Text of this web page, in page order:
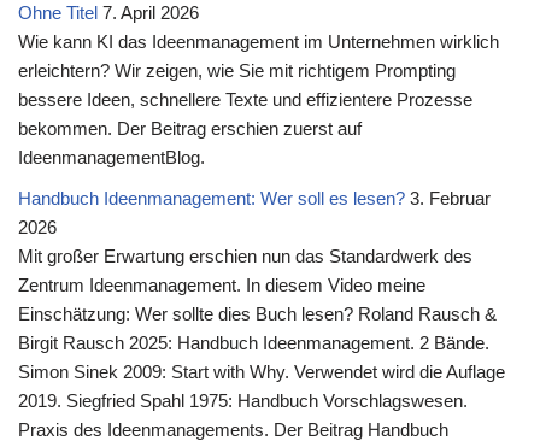
Ohne Titel 7. April 2026
Wie kann KI das Ideenmanagement im Unternehmen wirklich
erleichtern? Wir zeigen, wie Sie mit richtigem Prompting
bessere Ideen, schnellere Texte und effizientere Prozesse
bekommen. Der Beitrag erschien zuerst auf
IdeenmanagementBlog.
Handbuch Ideenmanagement: Wer soll es lesen? 3. Februar
2026
Mit großer Erwartung erschien nun das Standardwerk des
Zentrum Ideenmanagement. In diesem Video meine
Einschätzung: Wer sollte dies Buch lesen? Roland Rausch &
Birgit Rausch 2025: Handbuch Ideenmanagement. 2 Bände.
Simon Sinek 2009: Start with Why. Verwendet wird die Auflage
2019. Siegfried Spahl 1975: Handbuch Vorschlagswesen.
Praxis des Ideenmanagements. Der Beitrag Handbuch